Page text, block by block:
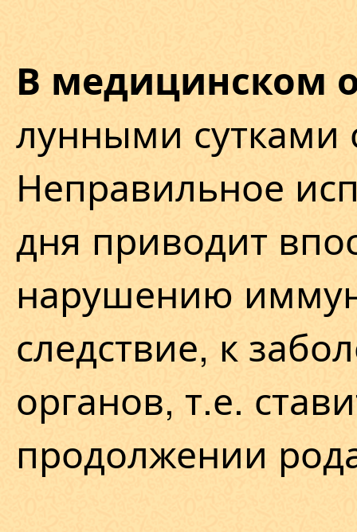
В медицинском
лунными сутками
Неправильное
дня приводит
нарушению
следствие, к
органов, т.е.
продолжении